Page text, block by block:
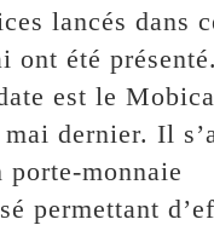
lancés dans
ont été
est le
dernier. Il
porte-monnaie
permettant